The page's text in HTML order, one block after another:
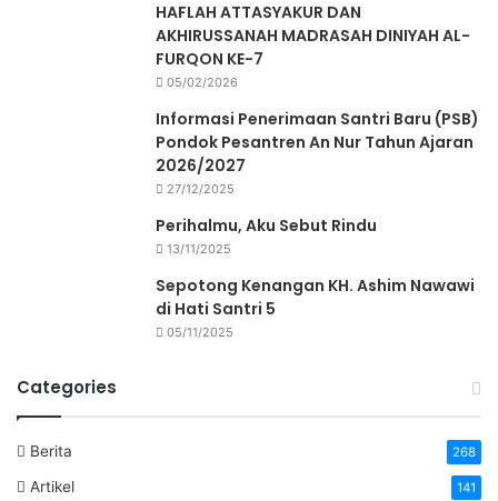
HAFLAH ATTASYAKUR DAN
AKHIRUSSANAH MADRASAH DINIYAH AL-
FURQON KE-7
05/02/2026
Informasi Penerimaan Santri Baru (PSB)
Pondok Pesantren An Nur Tahun Ajaran
2026/2027
27/12/2025
Perihalmu, Aku Sebut Rindu
13/11/2025
Sepotong Kenangan KH. Ashim Nawawi
di Hati Santri 5
05/11/2025
Categories
Berita 268
Artikel 141